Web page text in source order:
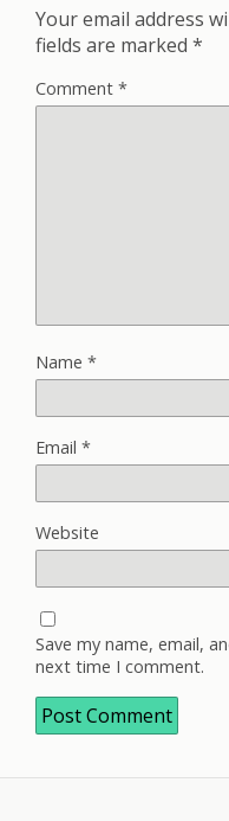
Your email address
fields are marked *
Comment *
Name *
Email *
Website
Save my name, email,
next time I comment.